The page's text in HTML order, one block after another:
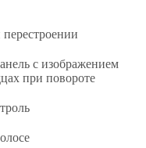
с изображением
при повороте